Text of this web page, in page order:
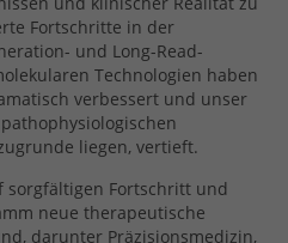
Fortschritte in der
und Long-Read-
Technologien haben
verbessert und unser
liegen, vertieft.
sorgfältigen Fortschritt und
neue therapeutische
darunter Präzisionsmedizin,